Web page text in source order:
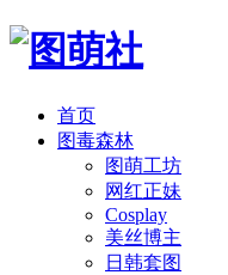
首页
图毒森林
图萌工坊
网红正妹
Cosplay
美丝博主
日韩套图